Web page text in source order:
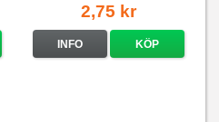
2,75 kr
INFO KÖP